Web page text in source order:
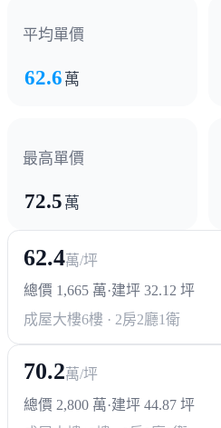
文興路商圈
醫療機構
政府機構
新竹地方法院 新竹警察廣播
平均單價
62.6 萬
最高單價
72.5 萬
62.4萬/坪
總價 1,665 萬·建坪 32.12 坪
成屋大樓6樓 · 2房2廳1衛
70.2萬/坪
總價 2,800 萬·建坪 44.87 坪